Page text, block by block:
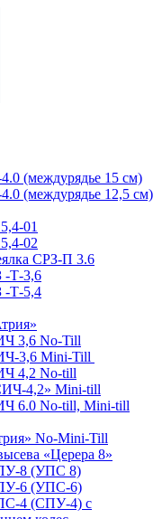
(междурядье 15 см)
(междурядье 12,5 см)
01
02
СРЗ-П 3.6
-Т-3,6
-Т-5,4
3,6 No-Till
3,6 Mini-Till
4,2 No-till
4,2» Mini-till
6.0 No-till, Mini-till
No-Mini-Till
«Церера 8»
8 (УПС 8)
6 (УПС-6)
4 (СПУ-4) с